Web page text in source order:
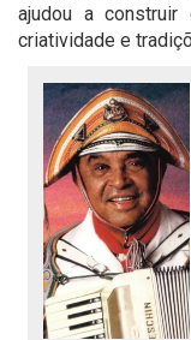
ajudou a
criatividade e